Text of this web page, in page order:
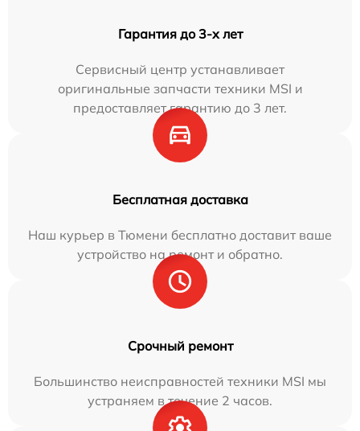
Гарантия до 3-х лет
Сервисный центр устанавливает
оригинальные запчасти техники MSI и
предоставляет гарантию до 3 лет.
Бесплатная доставка
Наш курьер в Тюмени бесплатно доставит ваше
устройство на ремонт и обратно.
Срочный ремонт
Большинство неисправностей техники MSI мы
устраняем в течение 2 часов.